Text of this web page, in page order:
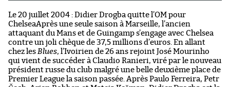
Le 20 juillet 2004 : Didier Drogba quitte l’OM pour
ChelseaAprès une seule saison à Marseille, l’ancien
attaquant du Mans et de Guingamp s’engage avec Chelsea
contre un joli chèque de 37,5 millions d’euros. En allant
chez les Blues, l’Ivoirien de 26 ans rejoint José Mourinho
qui vient de succéder à Claudio Ranieri, viré par le nouveau
président russe du club malgré une belle deuxième place de
Premier League la saison passée. Après Paulo Ferreira, Petr